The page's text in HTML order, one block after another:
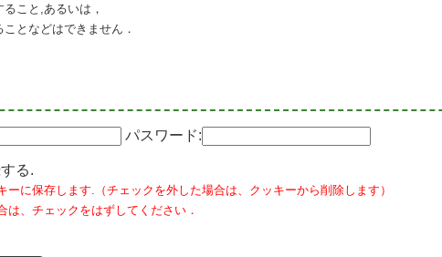
こと,あるいは，
となどはできません．
パスワード:
る.
ーに保存します.（チェックを外した場合は、クッキーから削除します）
は、チェックをはずしてください．